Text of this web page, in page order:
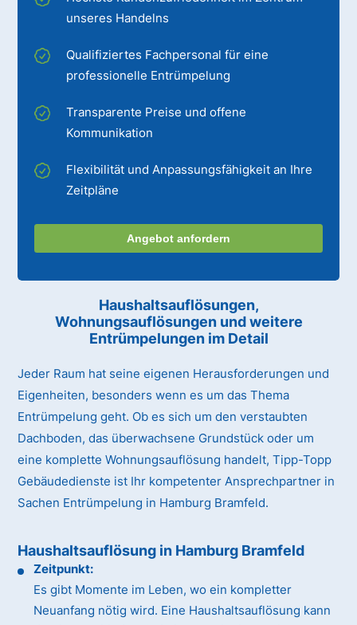
unseres Handelns
Qualifiziertes Fachpersonal für eine
professionelle Entrümpelung
Transparente Preise und offene
Kommunikation
Flexibilität und Anpassungsfähigkeit an Ihre
Zeitpläne
Angebot anfordern
Haushaltsauflösungen,
Wohnungsauflösungen und weitere
Entrümpelungen im Detail
Jeder Raum hat seine eigenen Herausforderungen und
Eigenheiten, besonders wenn es um das Thema
Entrümpelung geht. Ob es sich um den verstaubten
Dachboden, das überwachsene Grundstück oder um
eine komplette Wohnungsauflösung handelt, Tipp-Topp
Gebäudedienste ist Ihr kompetenter Ansprechpartner in
Sachen Entrümpelung in Hamburg Bramfeld.
Haushaltsauflösung in Hamburg Bramfeld
Zeitpunkt:
Es gibt Momente im Leben, wo ein kompletter
Neuanfang nötig wird. Eine Haushaltsauflösung kann